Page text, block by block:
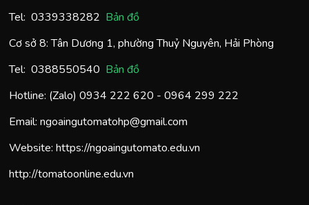
Tel: 0339338282 Bản đồ
Cơ sở 8: Tân Dương 1, phường Thuỷ Nguyên, Hải Phòng
Tel: 0388550540 Bản đồ
Hotline: (Zalo) 0934 222 620 - 0964 299 222
Email: ngoaingutomatohp@gmail.com
Website: https://ngoaingutomato.edu.vn
http://tomatoonline.edu.vn